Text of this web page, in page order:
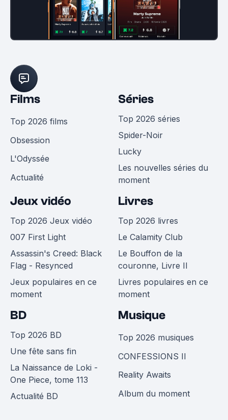
Films
Top 2026 films
Obsession
L'Odyssée
Actualité
Séries
Top 2026 séries
Spider-Noir
Lucky
Les nouvelles séries du
moment
Jeux vidéo
Top 2026 Jeux vidéo
007 First Light
Assassin's Creed: Black
Flag - Resynced
Jeux populaires en ce
moment
Livres
Top 2026 livres
Le Calamity Club
Le Bouffon de la
couronne, Livre II
Livres populaires en ce
moment
BD
Top 2026 BD
Une fête sans fin
La Naissance de Loki -
One Piece, tome 113
Actualité BD
Musique
Top 2026 musiques
CONFESSIONS II
Reality Awaits
Album du moment